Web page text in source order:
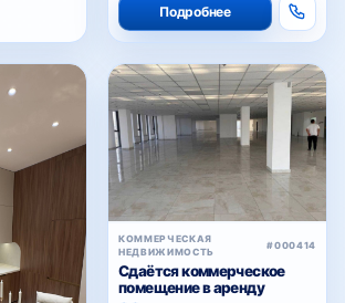
КОММЕРЧЕСКАЯ
#000414
Сдаётся коммерческое
помещение в аренду
23 у.е.